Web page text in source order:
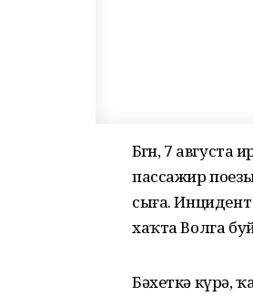
Бөгөн, 7
пассажир
сыға.
хаҡта Волга
Бәхеткә күрә,